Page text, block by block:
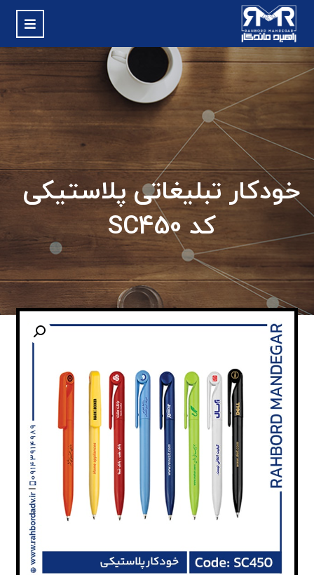
خودکار تبلیغاتی پلاستیکی
کد SC450